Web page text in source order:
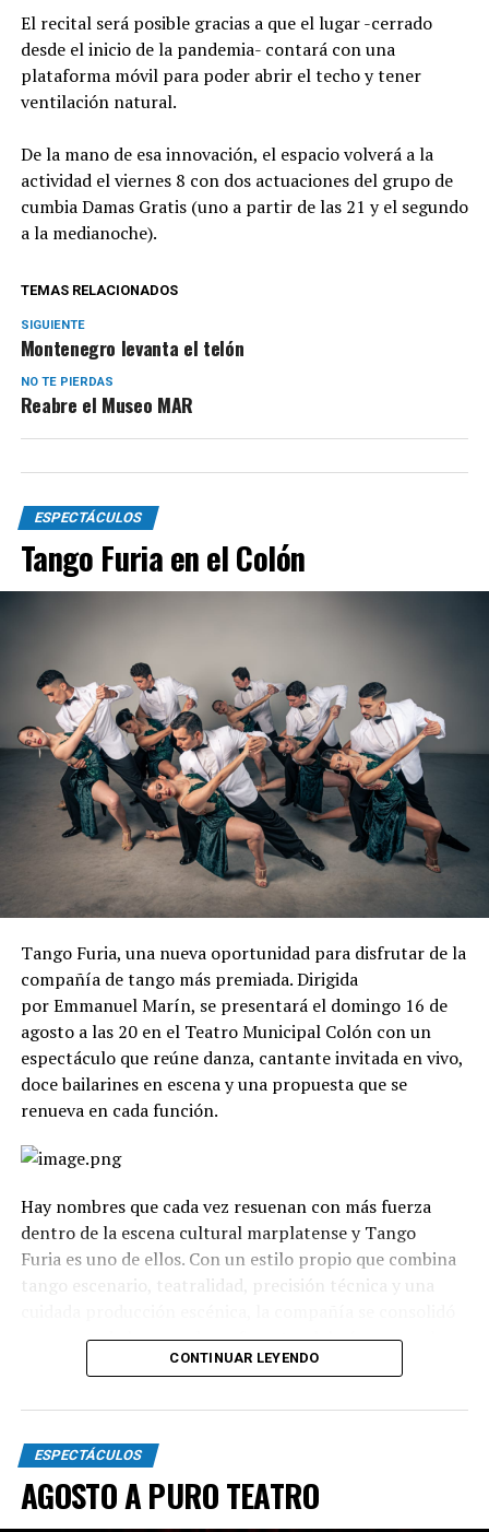
El recital será posible gracias a que el lugar -cerrado
desde el inicio de la pandemia- contará con una
plataforma móvil para poder abrir el techo y tener
ventilación natural.
De la mano de esa innovación, el espacio volverá a la
actividad el viernes 8 con dos actuaciones del grupo de
cumbia Damas Gratis (uno a partir de las 21 y el segundo
a la medianoche).
TEMAS RELACIONADOS
SIGUIENTE
Montenegro levanta el telón
NO TE PIERDAS
Reabre el Museo MAR
ESPECTÁCULOS
Tango Furia en el Colón
Tango Furia, una nueva oportunidad para disfrutar de la
compañía de tango más premiada. Dirigida
por Emmanuel Marín, se presentará el domingo 16 de
agosto a las 20 en el Teatro Municipal Colón con un
espectáculo que reúne danza, cantante invitada en vivo,
doce bailarines en escena y una propuesta que se
renueva en cada función.
Hay nombres que cada vez resuenan con más fuerza
dentro de la escena cultural marplatense y Tango
Furia es uno de ellos. Con un estilo propio que combina
tango escenario, teatralidad, precisión técnica y una
como uno de los grandes referentes del género en el
La propuesta recorre diferentes universos, desde los
clásicos hasta versiones contemporáneas y electrónicas.
A través de cuadros grupales, dúos y escenas teatrales,
el espectáculo transita distintas emociones: el amor, la
pasión, los encuentros, las despedidas y toda la
CONTINUAR LEYENDO
ESPECTÁCULOS
AGOSTO A PURO TEATRO